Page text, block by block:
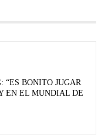
“ES BONITO JUGAR
EN EL MUNDIAL DE